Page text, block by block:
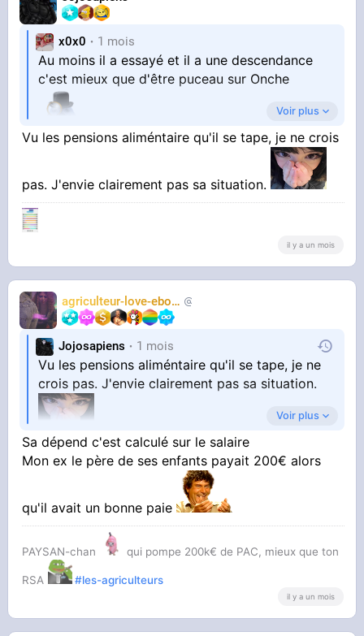
x0x0 1 mois
Au moins il a essayé et il a une descendance
c'est mieux que d'être puceau sur Onche
Voir plus
Vu les pensions aliméntaire qu'il se tape, je ne crois
pas. J'envie clairement pas sa situation.
il y a un mois
agriculteur-love-ebony
Jojosapiens 1 mois
Vu les pensions aliméntaire qu'il se tape, je ne
crois pas. J'envie clairement pas sa situation.
Voir plus
Sa dépend c'est calculé sur le salaire
Mon ex le père de ses enfants payait 200€ alors
qu'il avait un bonne paie
PAYSAN-chan qui pompe 200k€ de PAC, mieux que ton
RSA #les-agriculteurs
il y a un mois